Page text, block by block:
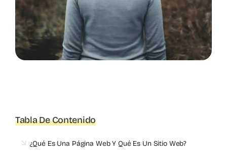
Tabla De Contenido
¿Qué Es Una Página Web Y Qué Es Un Sitio Web?